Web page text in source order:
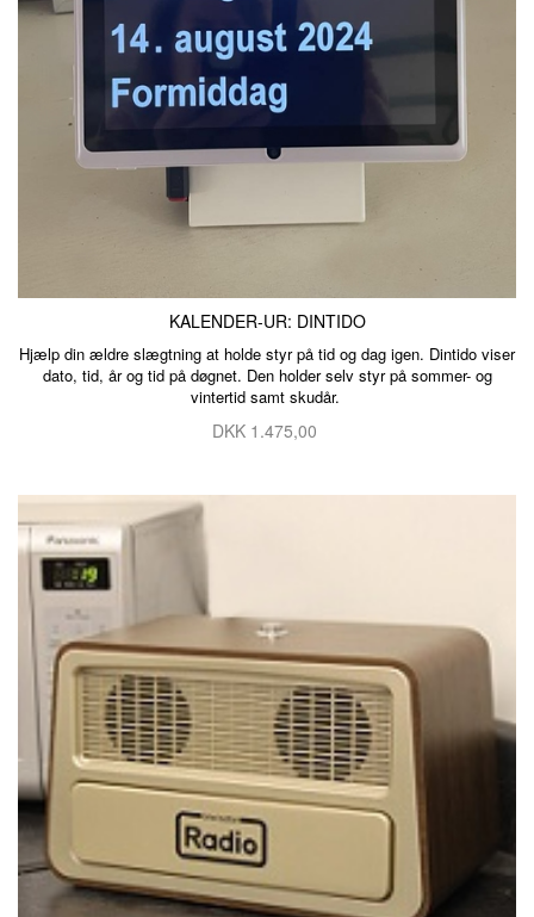
KALENDER-UR: DINTIDO
Hjælp din ældre slægtning at holde styr på tid og dag igen. Dintido viser
dato, tid, år og tid på døgnet. Den holder selv styr på sommer- og
vintertid samt skudår.
DKK 1.475,00